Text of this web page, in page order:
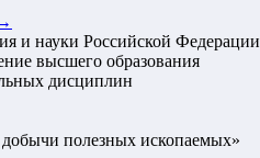
и науки Российской Федерации
высшего образования
дисциплин
полезных ископаемых»